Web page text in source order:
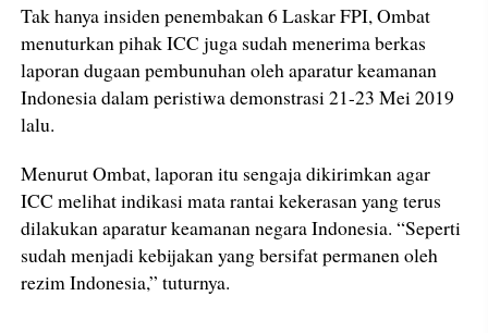
Tak hanya insiden penembakan 6 Laskar FPI, Ombat
menuturkan pihak ICC juga sudah menerima berkas
laporan dugaan pembunuhan oleh aparatur keamanan
Indonesia dalam peristiwa demonstrasi 21-23 Mei 2019
lalu.
Menurut Ombat, laporan itu sengaja dikirimkan agar
ICC melihat indikasi mata rantai kekerasan yang terus
dilakukan aparatur keamanan negara Indonesia. “Seperti
sudah menjadi kebijakan yang bersifat permanen oleh
rezim Indonesia,” tuturnya.